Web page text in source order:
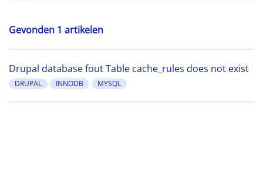
Gevonden 1 artikelen
Drupal database fout Table cache_rules does not exist
DRUPAL INNODB MYSQL